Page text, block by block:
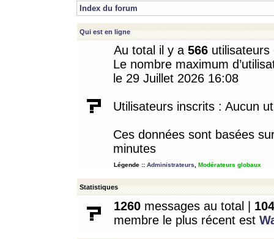
Index du forum
Qui est en ligne
Au total il y a 566
Le nombre maximum
le 29 Juillet 2026 16:08
Utilisateurs inscrits : Aucun
Ces données sont basées
minutes
Légende :: Administrateurs Modérateurs globaux
Statistiques
1260 messages au total | 104
membre le plus récent est